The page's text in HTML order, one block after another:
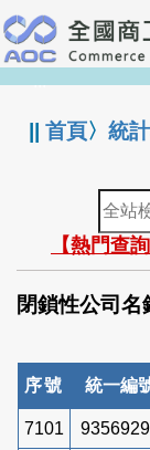
跳
到
主
要
:::
||首頁〉統
全
站
檢
索
【熱門查
閉鎖性公司名
序號 統一編
7101